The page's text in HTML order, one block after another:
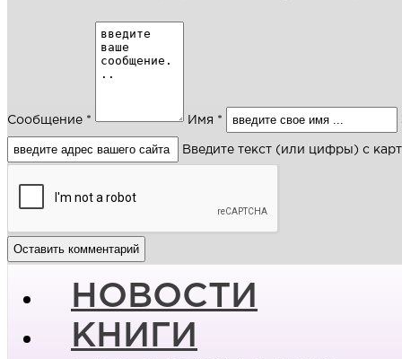
Сообщение * Имя *
Введите текст (или цифры) с
НОВОСТИ
КНИГИ